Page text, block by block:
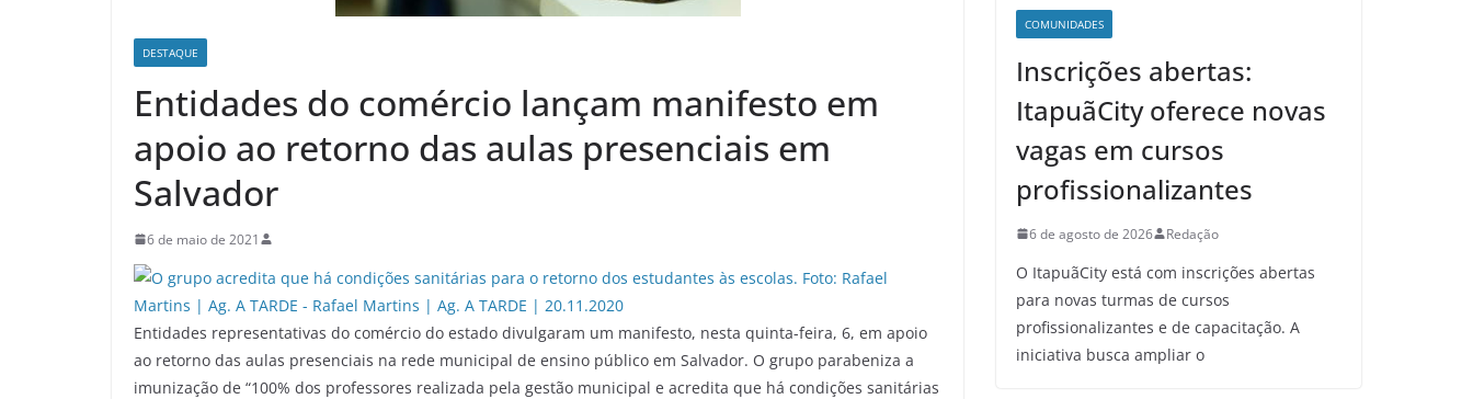
DESTAQUE
Entidades do comércio lançam manifesto em
apoio ao retorno das aulas presenciais em
Salvador
6 de maio de 2021
Entidades representativas do comércio do estado divulgaram um manifesto, nesta quinta-feira, 6, em apoio
ao retorno das aulas presenciais na rede municipal de ensino público em Salvador. O grupo parabeniza a
imunização de “100% dos professores realizada pela gestão municipal e acredita que há condições sanitárias
COMUNIDADES
Inscrições abertas:
ItapuãCity oferece novas
vagas em cursos
profissionalizantes
6 de agosto de 2026 Redação
O ItapuãCity está com inscrições abertas
para novas turmas de cursos
profissionalizantes e de capacitação. A
iniciativa busca ampliar o